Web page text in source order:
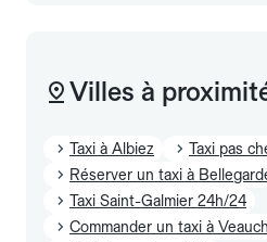
Villes à
Taxi à Albiez
Taxi pas
Réserver un taxi à
Taxi Saint-Galmier 24h/24
Commander un taxi à